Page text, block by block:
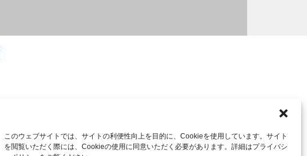
このウェブサイトでは、サイトの利便性向上を目的に、Cookieを使用しています。サイト
を閲覧いただく際には、Cookieの使用に同意いただく必要があります。詳細はプライバシ